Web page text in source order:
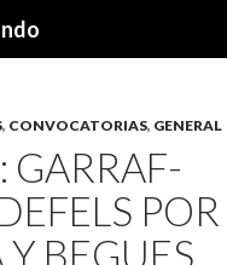
, CONVOCATORIAS, GENERAL
BEGUES